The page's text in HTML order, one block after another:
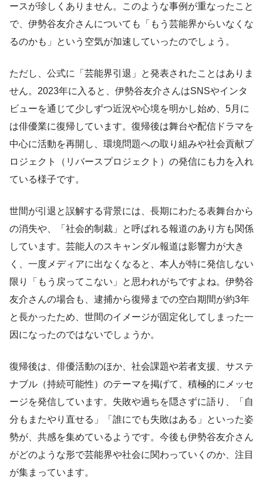
ースが珍しくありません。このような事例が重なったこと
で、伊勢谷友介さんについても「もう芸能界からいなくな
るのかも」という空気が加速していったのでしょう。
ただし、公式に「芸能界引退」と発表されたことはありま
せん。2023年に入ると、伊勢谷友介さんはSNSやインタ
ビューを通じて少しずつ近況や心境を明かし始め、5月に
は俳優業に復帰しています。復帰後は舞台や配信ドラマを
中心に活動を再開し、環境問題への取り組みや社会貢献プ
ロジェクト（リバースプロジェクト）の発信にも力を入れ
ている様子です。
世間が引退と誤解する背景には、長期にわたる表舞台から
の消失や、「社会的制裁」と呼ばれる報道のあり方も関係
しています。芸能人のスキャンダル報道は影響力が大き
く、一度メディアに出なくなると、本人が特に発信しない
限り「もう戻ってこない」と思われがちですよね。伊勢谷
友介さんの場合も、逮捕から復帰までの空白期間が約3年
と長かったため、世間のイメージが固定化してしまった一
因になったのではないでしょうか。
復帰後は、俳優活動のほか、社会課題や若者支援、サステ
ナブル（持続可能性）のテーマを掲げて、積極的にメッセ
ージを発信しています。失敗や過ちを隠さずに語り、「自
分もまたやり直せる」「誰にでも失敗はある」といった姿
勢が、共感を集めているようです。今後も伊勢谷友介さん
がどのような形で芸能界や社会に関わっていくのか、注目
が集まっています。